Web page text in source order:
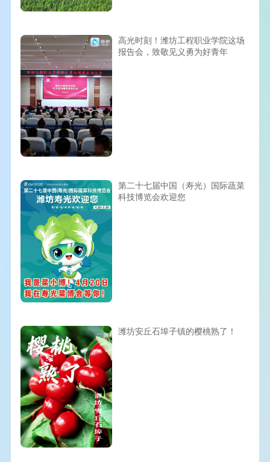
高光时刻！潍坊工程职业学院这场
报告会，致敬见义勇为好青年
第二十七届中国（寿光）国际蔬菜
科技博览会欢迎您
潍坊安丘石埠子镇的樱桃熟了！